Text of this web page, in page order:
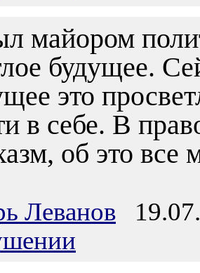
майором
будущее.
это
в себе. В
об это все
Леванов